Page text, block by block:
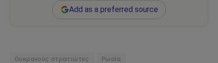
Add as a preferred source
Ουκρανούς στρατιώτες Ρωσία